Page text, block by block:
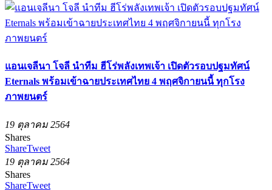
แอนเจลีนา โจลี นำทีม ฮีโร่พลังเทพเจ้า เปิดตัวรอบปฐมทัศน์
Eternals พร้อมเข้าฉายประเทศไทย 4 พฤศจิกายนนี้ ทุกโรง
ภาพยนตร์
19 ตุลาคม 2564
Shares
ShareTweet
19 ตุลาคม 2564
Shares
ShareTweet